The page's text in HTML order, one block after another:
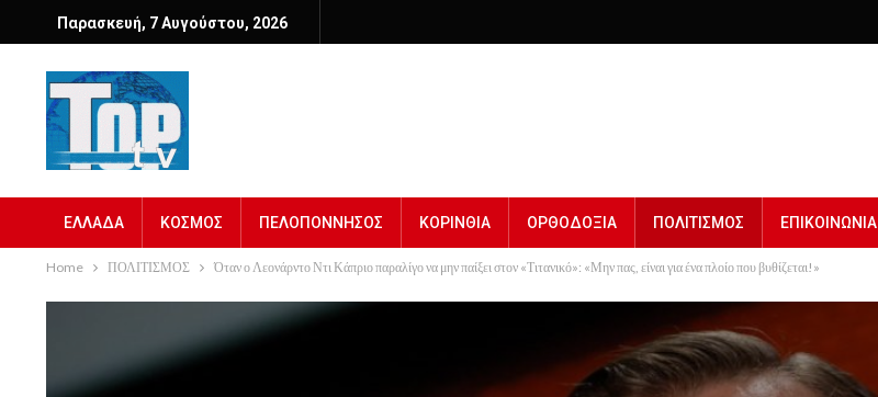
Παρασκευή, 7 Αυγούστου, 2026
ΕΛΛΑΔΑ ΚΟΣΜΟΣ ΠΕΛΟΠΟΝΝΗΣΟΣ ΚΟΡΙΝΘΙΑ ΟΡΘΟΔΟΞΙΑ ΠΟΛΙΤΙΣΜΟΣ ΕΠΙΚΟΙΝΩΝΙΑ
Home ΠΟΛΙΤΙΣΜΟΣ Όταν ο Λεονάρντο Ντι Κάπριο παραλίγο να μην παίξει στον «Τιτανικό»: «Μην πας, είναι για ένα πλοίο που βυθίζεται!»